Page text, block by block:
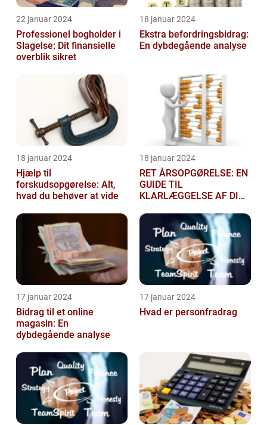
22 januar 2024
Professionel bogholder i
Slagelse: Dit finansielle
overblik sikret
18 januar 2024
Ekstra befordringsbidrag:
En dybdegående analyse
18 januar 2024
Hjælp til
forskudsopgørelse: Alt,
hvad du behøver at vide
18 januar 2024
RET ÅRSOPGØRELSE: EN
GUIDE TIL
KLARLÆGGELSE AF DIN
17 januar 2024
Bidrag til et online
magasin: En
dybdegående analyse
17 januar 2024
Hvad er personfradrag